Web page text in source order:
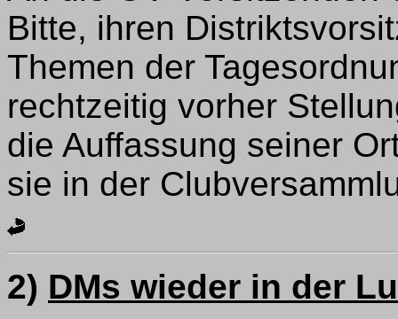
Bitte, ihren
Themen der
rechtzeitig vorher
die Auffassung seiner
sie in der
2) DMs wieder in der